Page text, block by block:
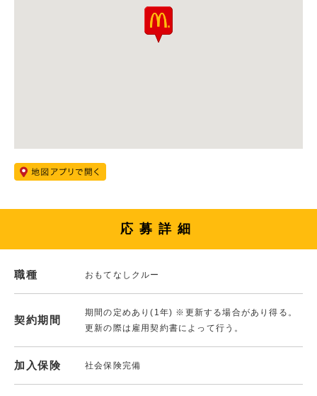
応募詳細
職種 おもてなしクルー
契約期間
期間の定めあり(1年) ※更新する場合があり得る。
更新の際は雇用契約書によって行う。
加入保険 社会保険完備